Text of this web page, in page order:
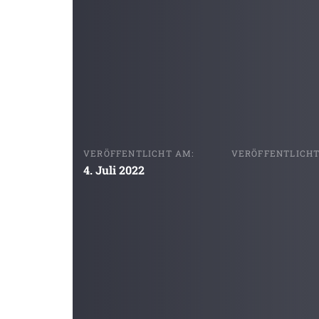
VERÖFFENTLICHT AM:
4. Juli 2022